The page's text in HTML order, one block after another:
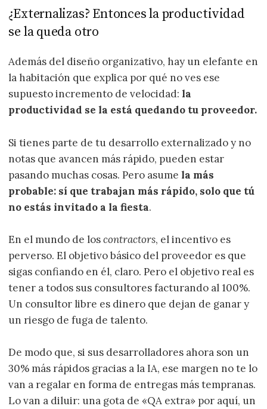
¿Externalizas? Entonces la productividad
se la queda otro
Además del diseño organizativo, hay un elefante en
la habitación que explica por qué no ves ese
supuesto incremento de velocidad: la
productividad se la está quedando tu proveedor.
Si tienes parte de tu desarrollo externalizado y no
notas que avancen más rápido, pueden estar
pasando muchas cosas. Pero asume la más
probable: sí que trabajan más rápido, solo que tú
no estás invitado a la fiesta.
En el mundo de loscontractors, el incentivo es
perverso. El objetivo básico del proveedor es que
sigas confiando en él, claro. Pero el objetivo real es
tener a todos sus consultores facturando al 100%.
Un consultor libre es dinero que dejan de ganar y
un riesgo de fuga de talento.
De modo que, si sus desarrolladores ahora son un
30% más rápidos gracias a la IA, ese margen no te lo
van a regalar en forma de entregas más tempranas.
Lo van a diluir: una gota de «QA extra» por aquí, un